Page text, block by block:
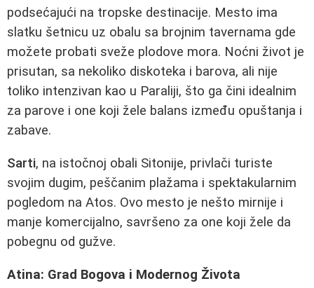
podsećajući na tropske destinacije. Mesto ima
slatku šetnicu uz obalu sa brojnim tavernama gde
možete probati sveže plodove mora. Noćni život je
prisutan, sa nekoliko diskoteka i barova, ali nije
toliko intenzivan kao u Paraliji, što ga čini idealnim
za parove i one koji žele balans između opuštanja i
zabave.
Sarti, na istočnoj obali Sitonije, privlači turiste
svojim dugim, peščanim plažama i spektakularnim
pogledom na Atos. Ovo mesto je nešto mirnije i
manje komercijalno, savršeno za one koji žele da
pobegnu od gužve.
Atina: Grad Bogova i Modernog Života